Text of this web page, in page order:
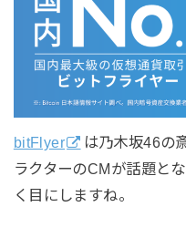
bitFlyer
は乃木坂46の
ラクターのCMが話題と
く目にしますね。